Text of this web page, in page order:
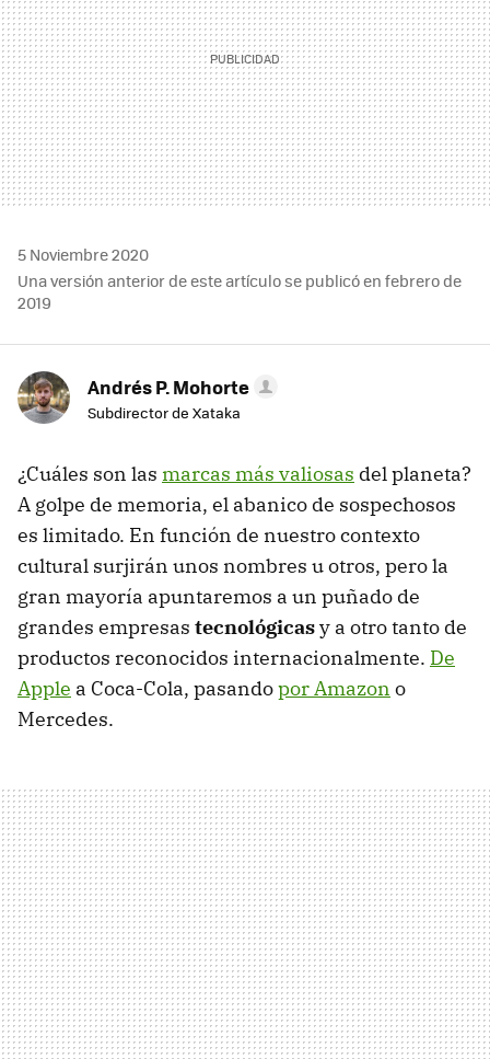
5 Noviembre 2020
Una versión anterior de este artículo se publicó en febrero de
2019
Andrés P. Mohorte
Subdirector de Xataka
¿Cuáles son las marcas más valiosas del planeta?
A golpe de memoria, el abanico de sospechosos
es limitado. En función de nuestro contexto
cultural surjirán unos nombres u otros, pero la
gran mayoría apuntaremos a un puñado de
grandes empresas tecnológicasy a otro tanto de
productos reconocidos internacionalmente. De
Apple a Coca-Cola, pasandopor Amazon o
Mercedes.